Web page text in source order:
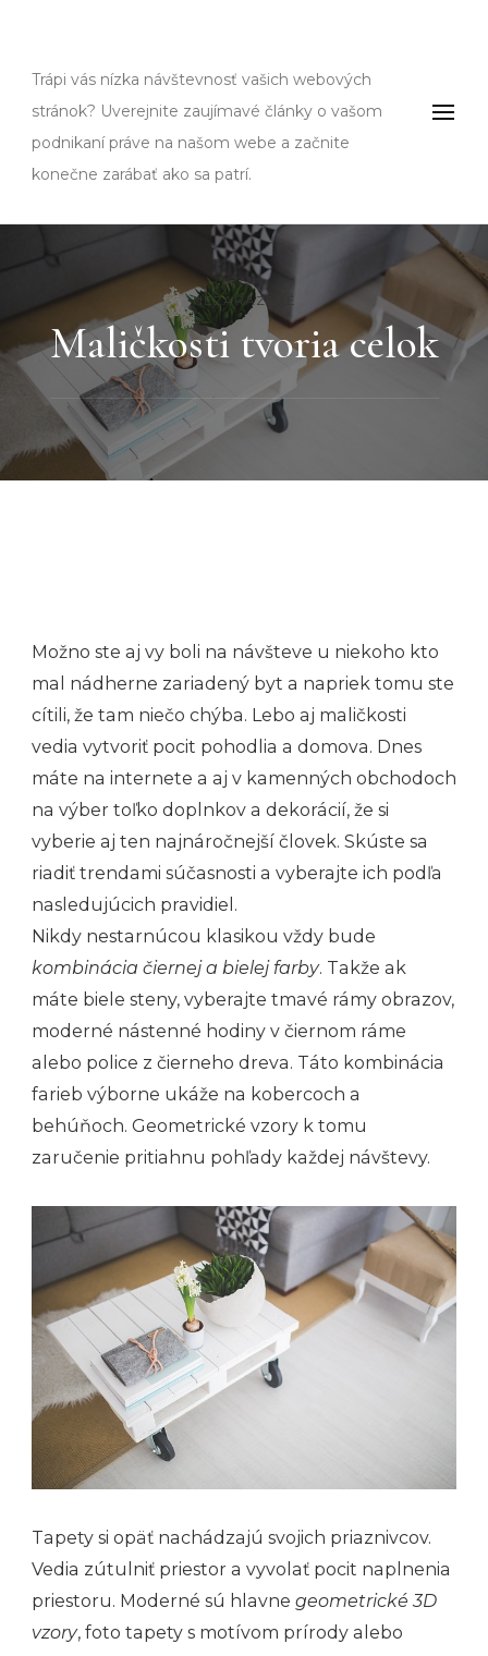
Trápi vás nízka návštevnosť vašich webových
stránok? Uverejnite zaujímavé články o vašom
podnikaní práve na našom webe a začnite
konečne zarábať ako sa patrí.
NEZAŘAZENÉ
Maličkosti tvoria celok
Možno ste aj vy boli na návšteve u niekoho kto
mal nádherne zariadený byt a napriek tomu ste
cítili, že tam niečo chýba. Lebo aj maličkosti
vedia vytvoriť pocit pohodlia a domova. Dnes
máte na internete a aj v kamenných obchodoch
na výber toľko doplnkov a dekorácií, že si
vyberie aj ten najnáročnejší človek. Skúste sa
riadiť trendami súčasnosti a vyberajte ich podľa
nasledujúcich pravidiel.
Nikdy nestarnúcou klasikou vždy bude
kombinácia čiernej a bielej farby. Takže ak
máte biele steny, vyberajte tmavé rámy obrazov,
moderné nástenné hodiny v čiernom ráme
alebo police z čierneho dreva. Táto kombinácia
farieb výborne ukáže na kobercoch a
behúňoch. Geometrické vzory k tomu
zaručenie pritiahnu pohľady každej návštevy.
Tapety si opäť nachádzajú svojich priaznivcov.
Vedia zútulniť priestor a vyvolať pocit naplnenia
priestoru. Moderné sú hlavne geometrické 3D
vzory, foto tapety s motívom prírody alebo